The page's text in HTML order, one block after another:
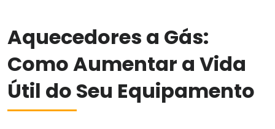
Aquecedores a Gás:
Como Aumentar a Vida
Útil do Seu Equipamento